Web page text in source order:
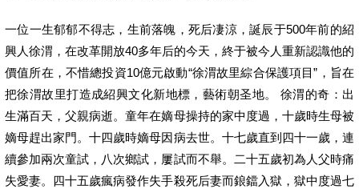
一位一生郁郁不得志，生前落魄，死后凄涼，誕辰于500年前的紹
興人徐渭，在改革開放40多年后的今天，終于被今人重新認識他的
價值所在，不惜總投資10億元啟動“徐渭故里綜合保護項目”，旨在
把徐渭故里打造成紹興文化新地標，藝術朝圣地。 徐渭的奇：出
生滿百天，父親病逝。童年在嫡母操持的家中度過，十歲時生母被
嫡母趕出家門。十四歲時嫡母因病去世。十七歲直到四十一歲，連
續參加兩次童試，八次鄉試，屢試而不舉。二十五歲初為人父時痛
失愛妻。四十五歲瘋病發作失手殺死后妻而鋃鐺入獄，獄中度過七